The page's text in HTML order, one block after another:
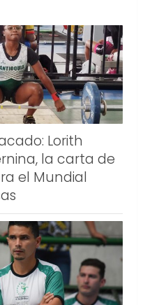
Lorith
la carta de
el Mundial